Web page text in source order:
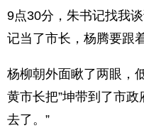
9点30分，朱书记找我
记当了市长，杨腾要跟
杨柳朝外面瞅了两眼，
黄市长把”坤带到了市
去了。”